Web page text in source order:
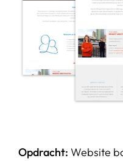
Opdracht: Website